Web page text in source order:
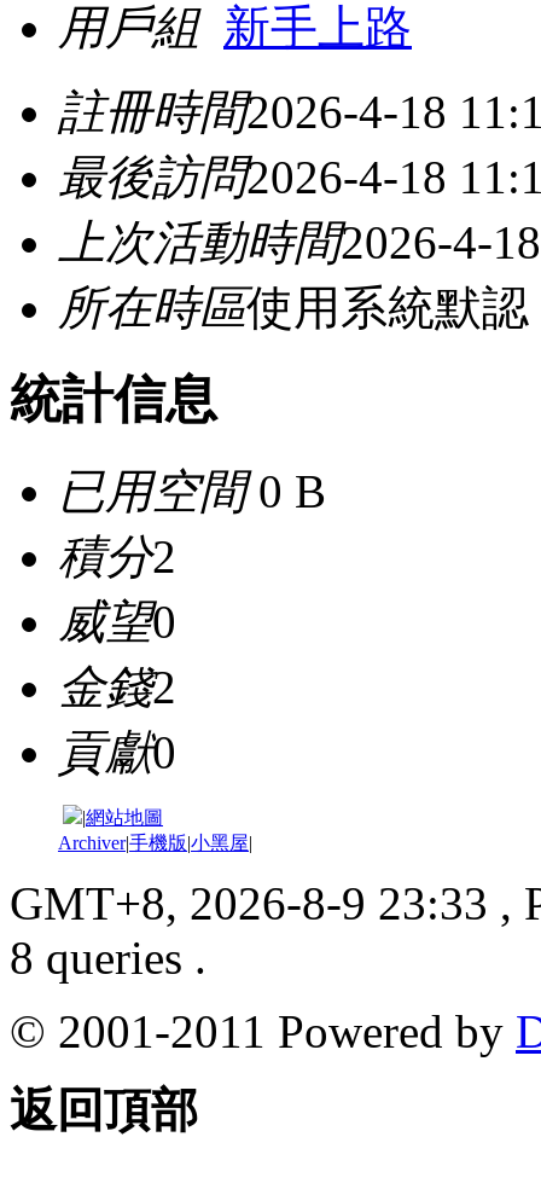
用戶組 新手上路
註冊時間2026-4-18
最後訪問2026-4-18
上次活動時間2026-4-
所在時區使用系統默認
統計信息
已用空間0 B
積分2
威望0
金錢2
貢獻0
|網站地圖
Archiver|手機版|小黑屋|
GMT+8, 2026-8-9 23:33 ,
8 queries .
© 2001-2011 Powered by
返回頂部